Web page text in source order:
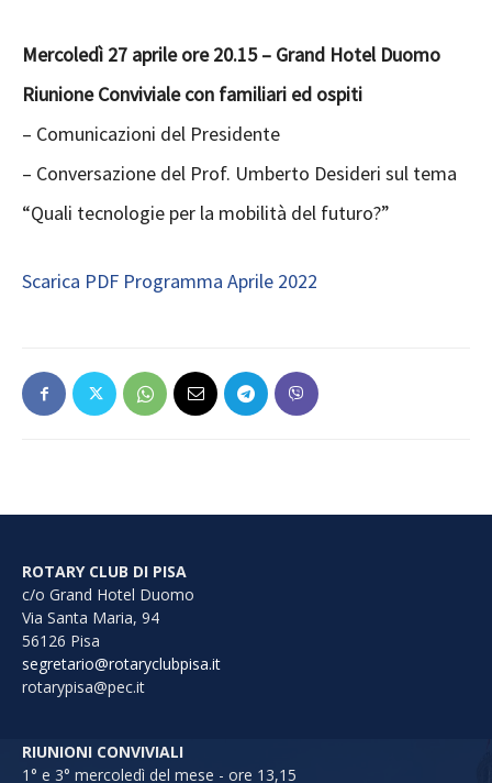
Mercoledì 27 aprile ore 20.15 – Grand Hotel Duomo
Riunione Conviviale con familiari ed ospiti
– Comunicazioni del Presidente
– Conversazione del Prof. Umberto Desideri sul tema
“Quali tecnologie per la mobilità del futuro?”
Scarica PDF Programma Aprile 2022
ROTARY CLUB DI PISA
c/o Grand Hotel Duomo
Via Santa Maria, 94
56126 Pisa
segretario@rotaryclubpisa.it
rotarypisa@pec.it
RIUNIONI CONVIVIALI
1° e 3° mercoledì del mese - ore 13,15